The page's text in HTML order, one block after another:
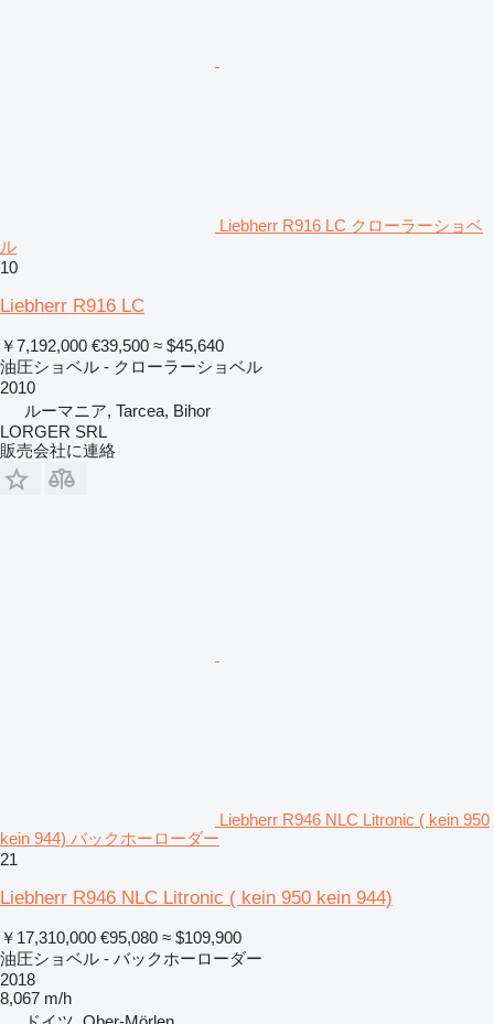
Liebherr R916 LC クローラーショベ
ル
10
Liebherr R916 LC
￥7,192,000 €39,500 ≈ $45,640
油圧ショベル - クローラーショベル
2010
ルーマニア, Tarcea, Bihor
LORGER SRL
販売会社に連絡
Liebherr R946 NLC Litronic ( kein 950
kein 944) バックホーローダー
21
Liebherr R946 NLC Litronic ( kein 950 kein 944)
￥17,310,000 €95,080 ≈ $109,900
油圧ショベル - バックホーローダー
2018
8,067 m/h